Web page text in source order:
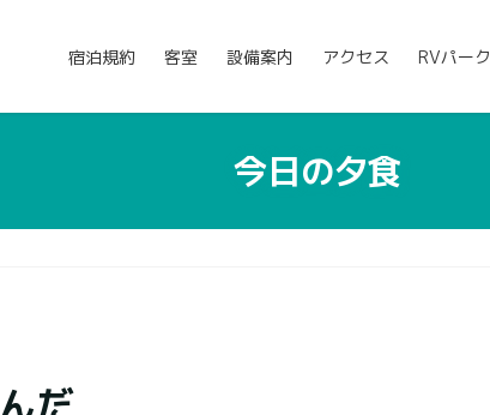
宿泊規約 客室 設備案内 アクセス RVパーク
今日の夕食